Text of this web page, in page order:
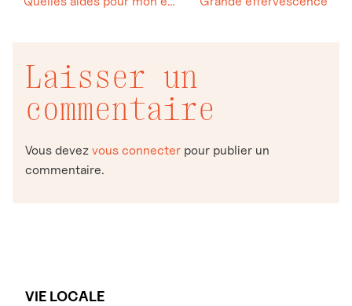
VIE LOCALE
Laisser un
commentaire
Vous devez vous connecter pour publier un
commentaire.